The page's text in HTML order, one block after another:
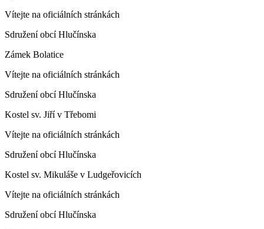
Vítejte na oficiálních stránkách
Sdružení obcí Hlučínska
Zámek Bolatice
Vítejte na oficiálních stránkách
Sdružení obcí Hlučínska
Kostel sv. Jiří v Třebomi
Vítejte na oficiálních stránkách
Sdružení obcí Hlučínska
Kostel sv. Mikuláše v Ludgeřovicích
Vítejte na oficiálních stránkách
Sdružení obcí Hlučínska